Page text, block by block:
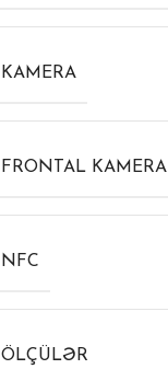
KAMERA
FRONTAL KAMERA
NFC
ÖLÇÜLƏR